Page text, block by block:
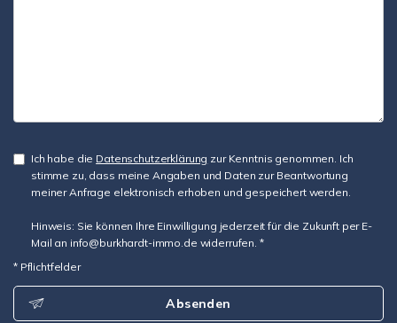
Ich habe die Datenschutzerklärung zur Kenntnis genommen. Ich
stimme zu, dass meine Angaben und Daten zur Beantwortung
meiner Anfrage elektronisch erhoben und gespeichert werden.
Hinweis: Sie können Ihre Einwilligung jederzeit für die Zukunft per E-
Mail an info@burkhardt-immo.de widerrufen. *
* Pflichtfelder
Absenden